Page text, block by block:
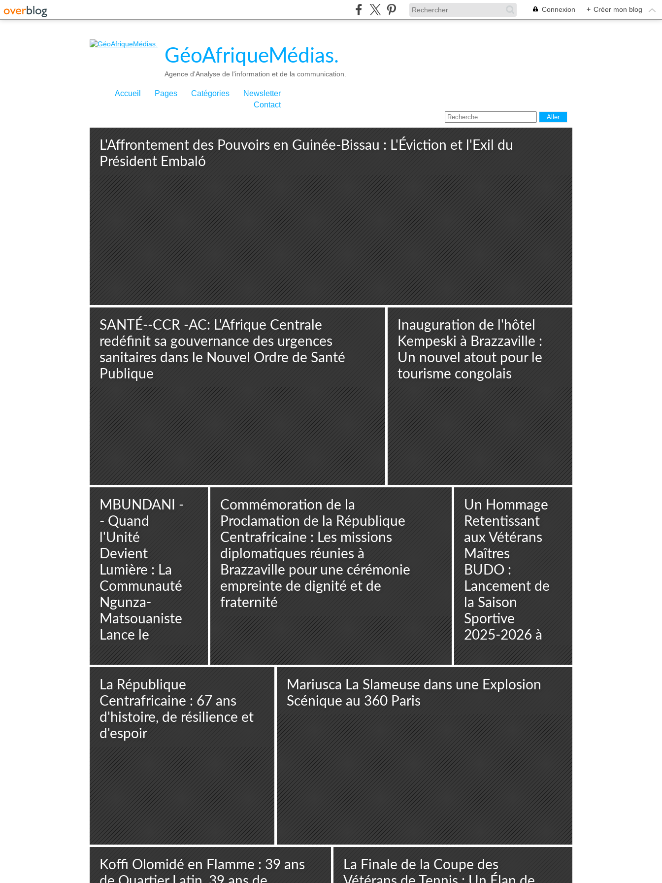
Connexion + Créer mon blog
GéoAfriqueMédias.
Agence d'Analyse de l'information et de la communication.
Accueil Pages Catégories
Newsletter
Contact
L'Affrontement des Pouvoirs en Guinée-Bissau : L'Éviction et l'Exil du
Président Embaló
SANTÉ--CCR -AC: L'Afrique Centrale
redéfinit sa gouvernance des urgences
sanitaires dans le Nouvel Ordre de Santé
Publique
Inauguration de l'hôtel
Kempeski à Brazzaville :
Un nouvel atout pour le
tourisme congolais
MBUNDANI -
- Quand
l'Unité
Devient
Lumière : La
Communauté
Ngunza-
Matsouaniste
Lance le
Nsoki, Temps
Sacré de
Jeûne et de
Purification
Commémoration de la
Proclamation de la République
Centrafricaine : Les missions
diplomatiques réunies à
Brazzaville pour une cérémonie
empreinte de dignité et de
fraternité
Un Hommage
Retentissant
aux Vétérans
Maîtres
BUDO :
Lancement de
la Saison
Sportive
2025-2026 à
Brazzaville
La République
Centrafricaine : 67 ans
d'histoire, de résilience et
d'espoir
Mariusca La Slameuse dans une Explosion
Scénique au 360 Paris
Koffi Olomidé en Flamme : 39 ans
La Finale de la Coupe des